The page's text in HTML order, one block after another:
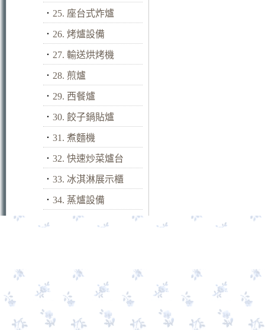
． 25. 座台式炸爐
． 26. 烤爐設備
． 27. 輸送烘烤機
． 28. 煎爐
． 29. 西餐爐
． 30. 餃子鍋貼爐
． 31. 煮麵機
． 32. 快速炒菜爐台
． 33. 冰淇淋展示櫃
． 34. 蒸爐設備